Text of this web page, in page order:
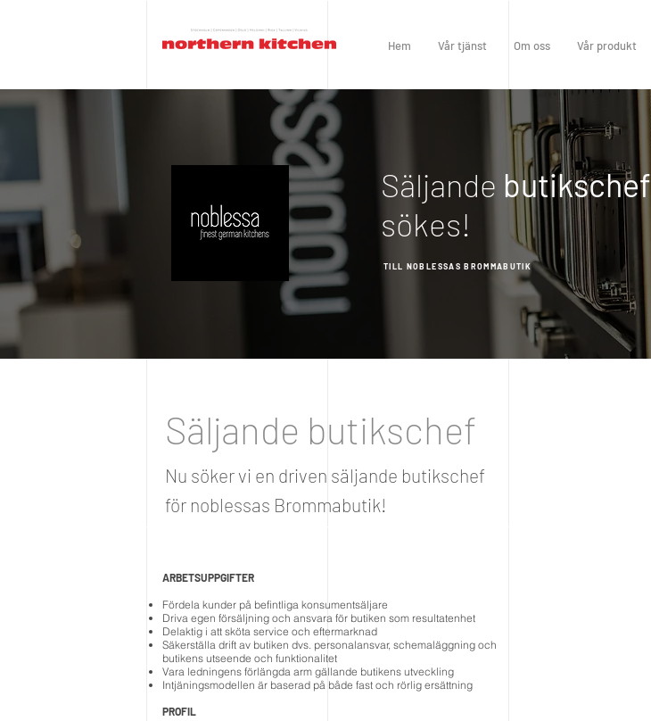
Hem Vår tjänst Om oss Vår produkt
Säljande butikschef
sökes!
TILL NOBLESSAS BROMMABUTIK
Säljande butikschef
Nu söker vi en driven säljande butikschef
för noblessas Brommabutik!
ARBETSUPPGIFTER
Fördela kunder på befintliga konsumentsäljare
Driva egen försäljning och ansvara för butiken som resultatenhet
Delaktig i att sköta service och eftermarknad
Säkerställa drift av butiken dvs. personalansvar, schemaläggning och
butikens utseende och funktionalitet
Vara ledningens förlängda arm gällande butikens utveckling
Intjäningsmodellen är baserad på både fast och rörlig ersättning
PROFIL